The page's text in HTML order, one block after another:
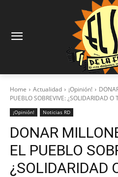
Home Actualidad ¡Opinión!
PUEBLO SOBREVIVE: ¿SOLIDARIDAD O
¡Opinión! Noticias RD
DONAR
EL PUEBLO
¿SOLIDARIDAD